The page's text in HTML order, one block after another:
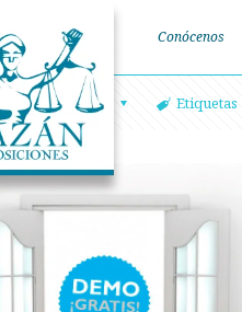
Conócenos
Categorías Etiquetas